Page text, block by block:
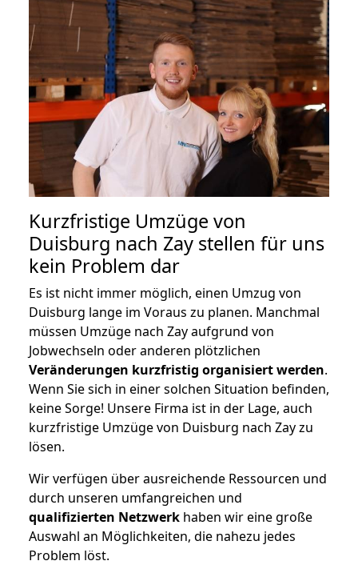
Kurzfristige Umzüge von
Duisburg nach Zay stellen für uns
kein Problem dar
Es ist nicht immer möglich, einen Umzug von
Duisburg lange im Voraus zu planen. Manchmal
müssen Umzüge nach Zay aufgrund von
Jobwechseln oder anderen plötzlichen
Veränderungen kurzfristig organisiert werden.
Wenn Sie sich in einer solchen Situation befinden,
keine Sorge! Unsere Firma ist in der Lage, auch
kurzfristige Umzüge von Duisburg nach Zay zu
lösen.
Wir verfügen über ausreichende Ressourcen und
durch unseren umfangreichen und
qualifizierten Netzwerk haben wir eine große
Auswahl an Möglichkeiten, die nahezu jedes
Problem löst.